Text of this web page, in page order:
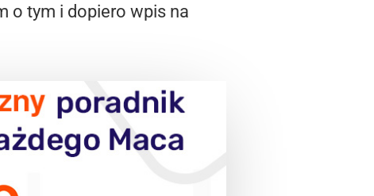
o tym i dopiero wpis na